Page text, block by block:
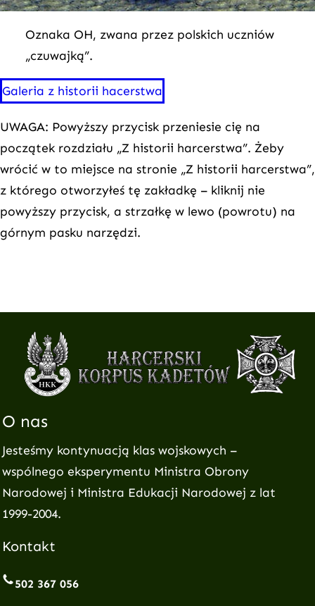
Oznaka OH, zwana przez polskich uczniów
„czuwajką”.
Galeria z historii hacerstwa
UWAGA: Powyższy przycisk przeniesie cię na
początek rozdziału „Z historii harcerstwa”. Żeby
wrócić w to miejsce na stronie „Z historii harcerstwa”,
z którego otworzyłeś tę zakładkę – kliknij nie
powyższy przycisk, a strzałkę w lewo (powrotu) na
górnym pasku narzędzi.
O nas
Jesteśmy kontynuacją klas wojskowych –
wspólnego eksperymentu Ministra Obrony
Narodowej i Ministra Edukacji Narodowej z lat
1999-2004.
Kontakt
502 367 056